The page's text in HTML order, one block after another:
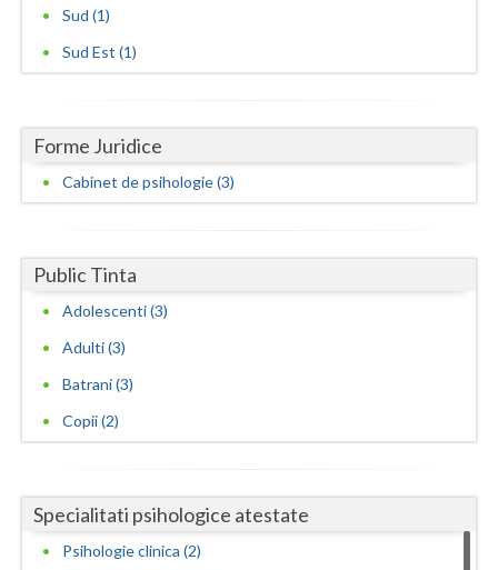
Vrancea
Sud (1)
Sud Est (1)
Forme Juridice
Cabinet de psihologie (3)
Public Tinta
Adolescenti (3)
Adulti (3)
Batrani (3)
Copii (2)
Specialitati psihologice atestate
Psihologie clinica (2)